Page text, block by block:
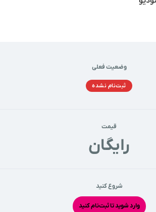
وضعیت فعلی
ثبت‌نام نشده
قیمت
رايگان
شروع کنید
وارد شوید تا ثبت‌نام کنید